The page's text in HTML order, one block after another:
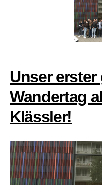
Unser erster
Wandertag
Klässler!